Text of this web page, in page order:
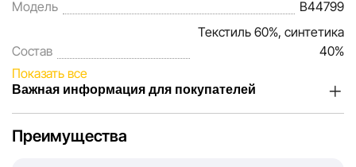
Модель B44799
Состав
Текстиль 60%, синтетика
40%
Показать все
Важная информация для покупателей
наших покупателей. Каждый день мы работаем над тем,
Преимущества